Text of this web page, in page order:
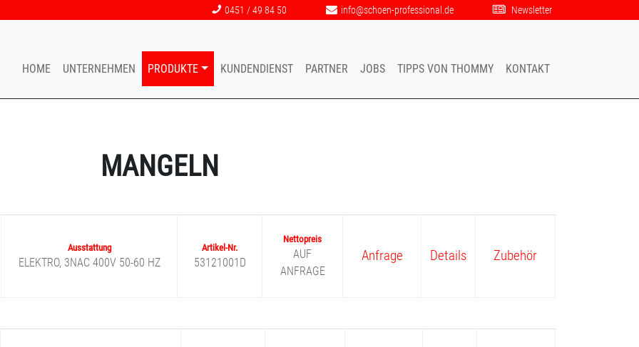
0451 / 49 84 50 info@schoen-professional.de Newsletter
HOME UNTERNEHMEN PRODUKTE KUNDENDIENST PARTNER JOBS TIPPS VON THOMMY KONTAKT
MANGELN
ELEKTRO, 3NAC 400V 50-60 HZ 53121001D
AUF
ANFRAGE
Anfrage Details Zubehör